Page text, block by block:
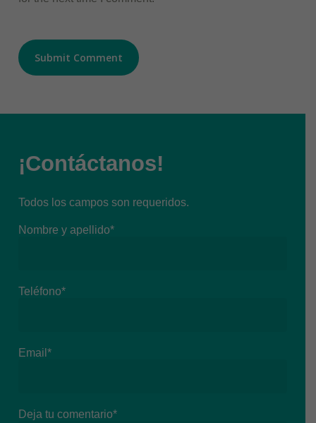
¡Contáctanos!
Todos los campos son requeridos.
Nombre y apellido*
Teléfono*
Email*
Deja tu comentario*